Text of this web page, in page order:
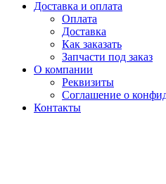
Доставка и оплата
Оплата
Доставка
Как заказать
Запчасти под заказ
О компании
Реквизиты
Соглашение о
Контакты